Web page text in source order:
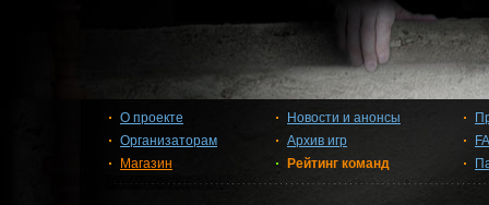
О проекте
Организаторам
Магазин
Новости и анонсы
Архив игр
Рейтинг команд